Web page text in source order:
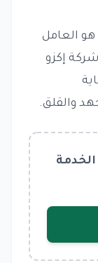
هو العامل
إكزو
والقلق.